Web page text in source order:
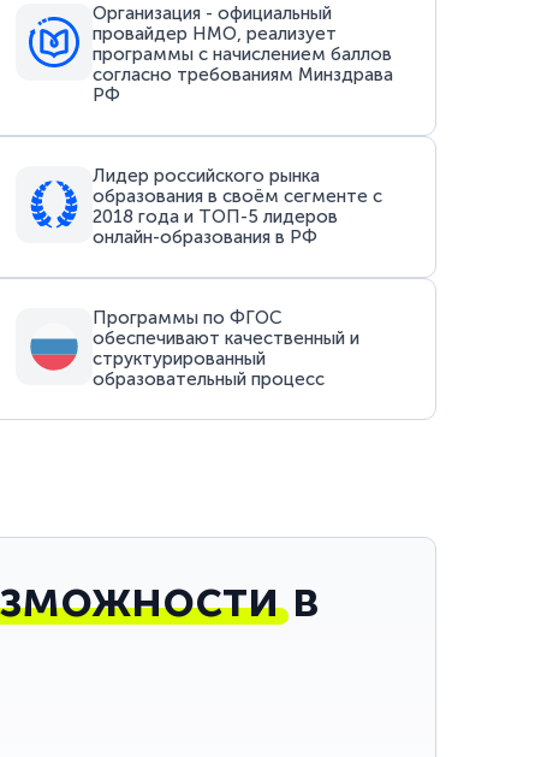
Организация - официальный
провайдер НМО, реализует
программы с начислением баллов
согласно требованиям Минздрава
РФ
Лидер российского рынка
образования в своём сегменте с
2018 года и ТОП-5 лидеров
онлайн-образования в РФ
Программы по ФГОС
обеспечивают качественный и
структурированный
образовательный процесс
в